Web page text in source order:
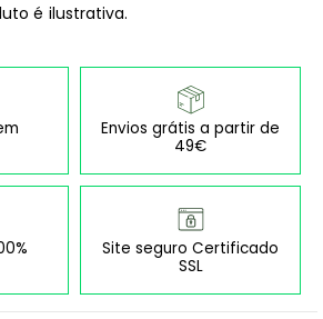
é ilustrativa.
Envios grátis a partir de
49€
Site seguro Certificado
SSL